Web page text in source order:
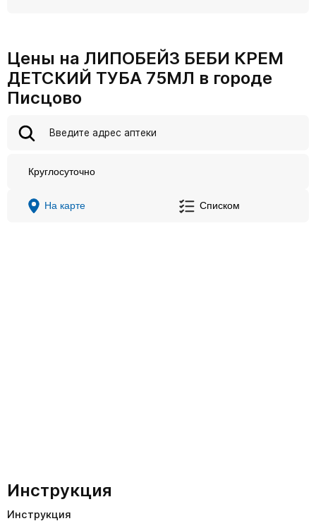
Цены на ЛИПОБЕЙЗ БЕБИ КРЕМ
ДЕТСКИЙ ТУБА 75МЛ в городе
Писцово
Круглосуточно
На карте Списком
Инструкция
Инструкция